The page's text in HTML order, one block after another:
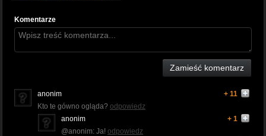
Komentarze
Zamieść komentarz
anonim
+ 11
Kto te gówno ogląda? odpowiedz
anonim
+ 1
@anonim: Ja! odpowiedz